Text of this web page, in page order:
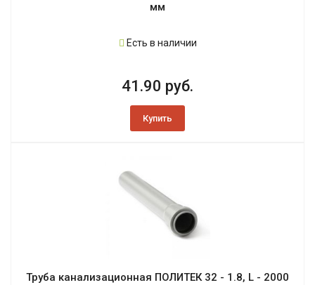
мм
Есть в наличии
41.90 руб.
Купить
Труба канализационная ПОЛИТЕК 32 - 1.8, L - 2000